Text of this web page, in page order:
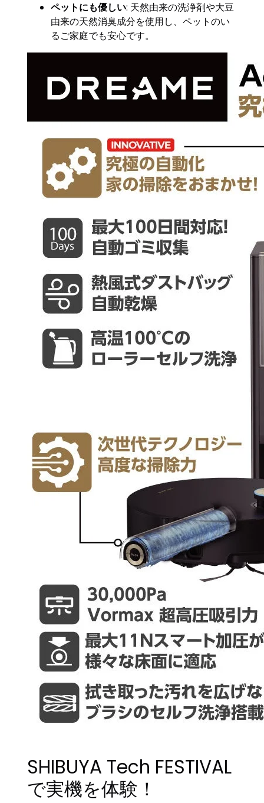
ペットにも優しい: 天然由来の洗浄剤や大豆
由来の天然消臭成分を使用し、ペットのい
るご家庭でも安心です。
SHIBUYA Tech FESTIVAL
で実機を体験！